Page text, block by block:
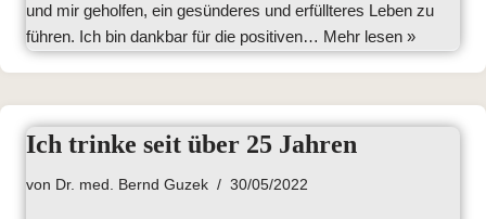
und mir geholfen, ein gesünderes und erfüllteres Leben zu
führen. Ich bin dankbar für die positiven… Mehr lesen »
Ich trinke seit über 25 Jahren
von Dr. med. Bernd Guzek 30/05/2022